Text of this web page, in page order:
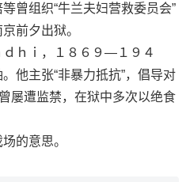
曾组织“牛兰夫妇营救委员会”
前夕出狱。
ｈｉ，１８６９—１９４
他主张“非暴力抵抗”，倡导对
屡遭监禁，在狱中多次以绝食
的意思。